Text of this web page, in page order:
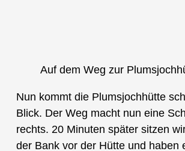
Auf dem Weg zur
Nun kommt die Plumsjochhütte
Blick. Der Weg macht nun eine
rechts. 20 Minuten später sitzen
der Bank vor der Hütte und haben